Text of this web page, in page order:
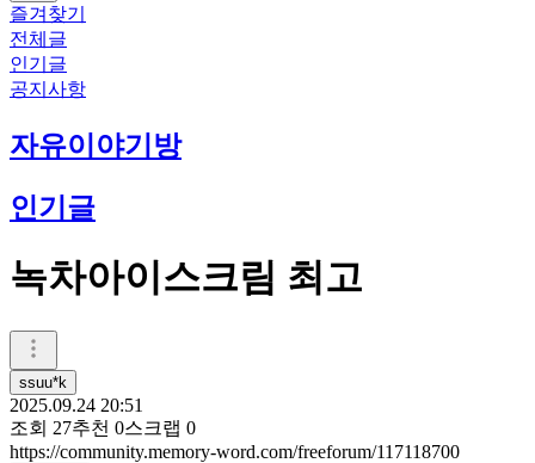
즐겨찾기
전체글
인기글
공지사항
자유이야기방
인기글
녹차아이스크림 최고
ssuu*k
2025.09.24 20:51
조회 27추천 0스크랩 0
https://community.memory-word.com/freeforum/117118700